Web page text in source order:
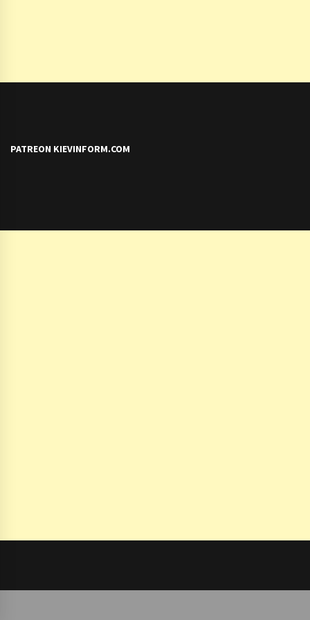
PATREON KIEVINFORM.COM